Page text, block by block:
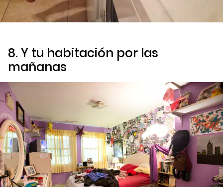
8. Y tu habitación por las
mañanas